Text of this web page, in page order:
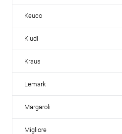
Keuco
Kludi
Kraus
Lemark
Margaroli
Migliore